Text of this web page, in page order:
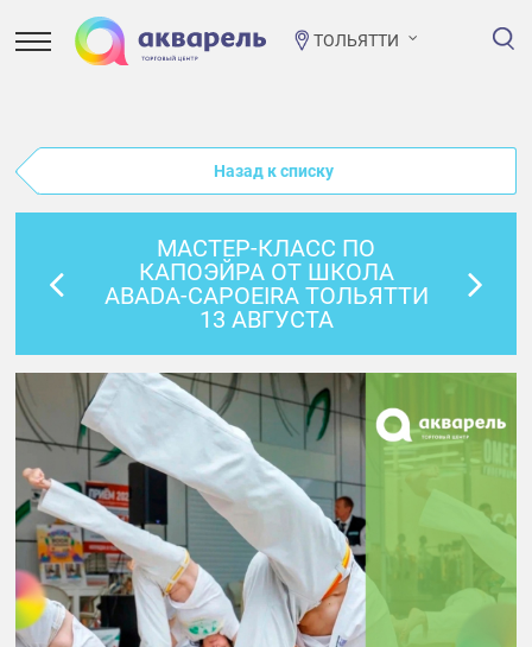
ТОЛЬЯТТИ
Назад к списку
МАСТЕР-КЛАСС ПО
КАПОЭЙРА ОТ ШКОЛА
ABADA-CAPOEIRA ТОЛЬЯТТИ
13 АВГУСТА